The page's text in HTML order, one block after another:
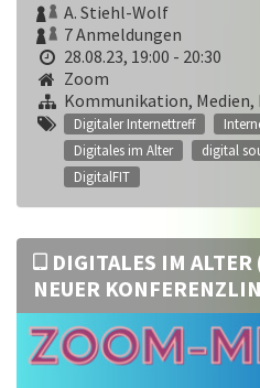
A. Stiehl-Wolf
7 Anmeldungen
28.08.23, 19:00 - 20:30
Zoom
Kommunikation,
Digitaler Internettreff
Digitales im Alter
digital
DigitalFIT
DIGITALES IM ALTER
NEUER